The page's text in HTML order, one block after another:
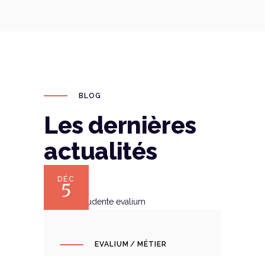
BLOG
Les dernières
actualités
DÉC
5
EVALIUM MÉTIER